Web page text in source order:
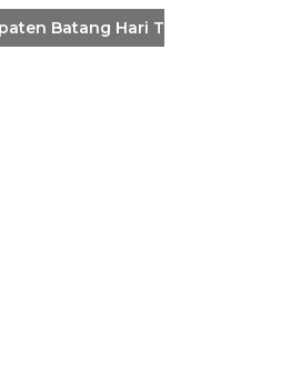
Batang Hari Tahaun 2026
Rumah